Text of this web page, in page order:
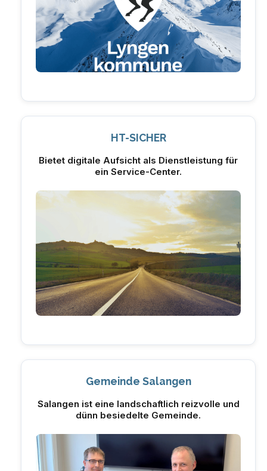
HT-SICHER
Bietet digitale Aufsicht als Dienstleistung für
ein Service-Center.
Gemeinde Salangen
Salangen ist eine landschaftlich reizvolle und
dünn besiedelte Gemeinde.